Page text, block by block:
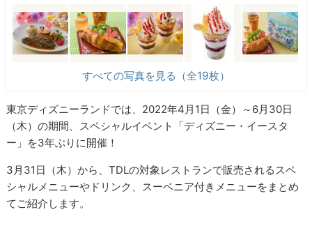
すべての写真を見る（全19枚）
東京ディズニーランドでは、2022年4月1日（金）～6月30日
（木）の期間、スペシャルイベント「ディズニー・イースタ
ー」を3年ぶりに開催！
3月31日（木）から、TDLの対象レストランで販売されるスペ
シャルメニューやドリンク、スーベニア付きメニューをまとめ
てご紹介します。